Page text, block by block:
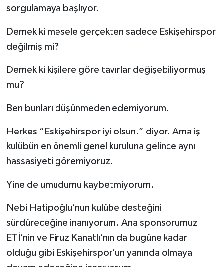
sorgulamaya başlıyor.
Demek ki mesele gerçekten sadece Eskişehirspor
değilmiş mi?
Demek ki kişilere göre tavırlar değişebiliyormuş
mu?
Ben bunları düşünmeden edemiyorum.
Herkes “Eskişehirspor iyi olsun.” diyor. Ama iş
kulübün en önemli genel kuruluna gelince aynı
hassasiyeti göremiyoruz.
Yine de umudumu kaybetmiyorum.
Nebi Hatipoğlu’nun kulübe desteğini
sürdüreceğine inanıyorum. Ana sponsorumuz
ETİ’nin ve Firuz Kanatlı’nın da bugüne kadar
olduğu gibi Eskişehirspor’un yanında olmaya